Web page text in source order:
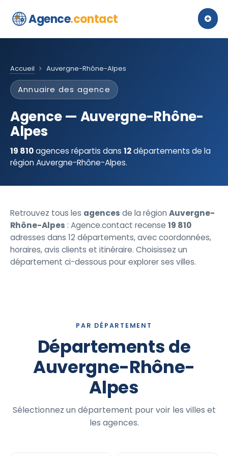
Agence.contact
Accueil Auvergne-Rhône-Alpes
Annuaire des agence
Agence — Auvergne-Rhône-
Alpes
19 810agences répartis dans 12départements de la
région Auvergne-Rhône-Alpes.
Retrouvez tous les agences de la région Auvergne-
Rhône-Alpes : Agence.contact recense 19 810
adresses dans 12 départements, avec coordonnées,
horaires, avis clients et itinéraire. Choisissez un
département ci-dessous pour explorer ses villes.
PAR DÉPARTEMENT
Départements de
Auvergne-Rhône-
Alpes
Sélectionnez un département pour voir les villes et
les agences.